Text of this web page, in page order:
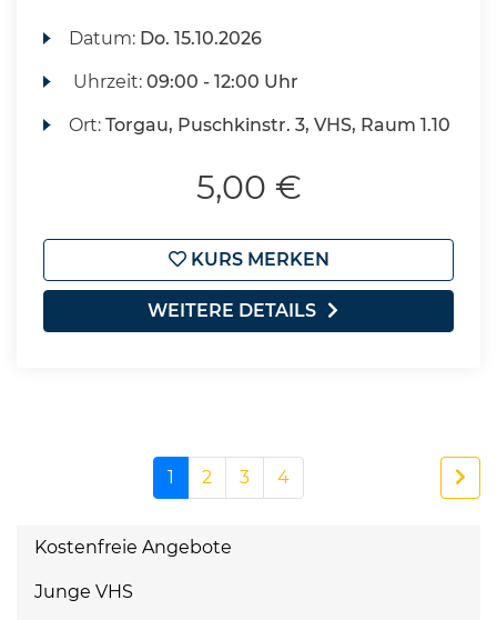
Datum: Do. 15.10.2026
Uhrzeit:09:00 - 12:00 Uhr
Ort:Torgau, Puschkinstr. 3, VHS, Raum 1.10
5,00 €
KURS MERKEN
WEITERE DETAILS
1 2 3 4
Kostenfreie Angebote
Junge VHS